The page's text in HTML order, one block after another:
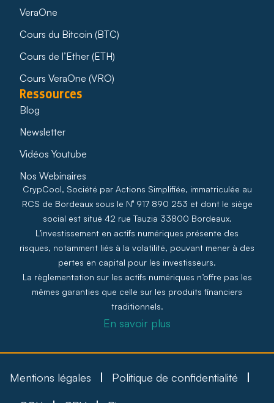
VeraOne
Cours du Bitcoin (BTC)
Cours de l’Ether (ETH)
Cours VeraOne (VRO)
Ressources
Blog
Newsletter
Vidéos Youtube
Nos Webinaires
CrypCool, Société par Actions Simplifiée, immatriculée au
RCS de Bordeaux sous le N° 917 890 253 et dont le siège
social est situé 42 rue Tauzia 33800 Bordeaux.
L’investissement en actifs numériques présente des
risques, notamment liés à la volatilité, pouvant mener à des
pertes en capital pour les investisseurs.
La règlementation sur les actifs numériques n’offre pas les
mêmes garanties que celle sur les produits financiers
traditionnels.
En savoir plus
Mentions légales Politique de confidentialité